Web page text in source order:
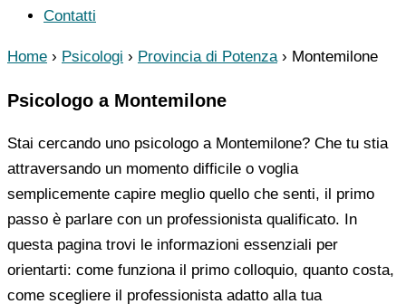
Contatti
Home › Psicologi › Provincia di Potenza › Montemilone
Psicologo a Montemilone
Stai cercando uno psicologo a Montemilone? Che tu stia
attraversando un momento difficile o voglia
semplicemente capire meglio quello che senti, il primo
passo è parlare con un professionista qualificato. In
questa pagina trovi le informazioni essenziali per
orientarti: come funziona il primo colloquio, quanto costa,
come scegliere il professionista adatto alla tua